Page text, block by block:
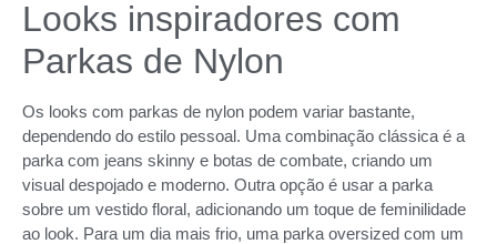
Looks inspiradores com
Parkas de Nylon
Os looks com parkas de nylon podem variar bastante,
dependendo do estilo pessoal. Uma combinação clássica é a
parka com jeans skinny e botas de combate, criando um
visual despojado e moderno. Outra opção é usar a parka
sobre um vestido floral, adicionando um toque de feminilidade
ao look. Para um dia mais frio, uma parka oversized com um